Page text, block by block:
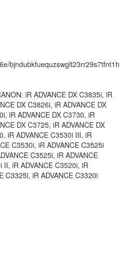
iR ADVANCE DX C3835i, iR
DX C3826i, iR ADVANCE DX
iR ADVANCE DX C3730, iR
DX C3725, iR ADVANCE DX
iR ADVANCE C3530i III, iR
C3530i, iR ADVANCE C3525i
C3525i, iR ADVANCE
II, iR ADVANCE C3520i, iR
C3325i, iR ADVANCE C3320i